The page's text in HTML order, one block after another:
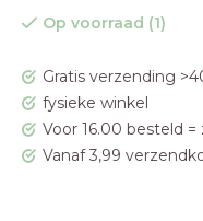
Op voorraad (1)
Gratis verzending
fysieke winkel
Voor 16.00 besteld
Vanaf 3,99